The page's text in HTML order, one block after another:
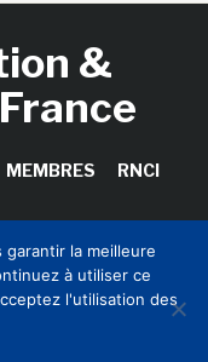
&
MEMBRES
RNCI
CLIC France /
la meilleure
à utiliser ce
l'utilisation des